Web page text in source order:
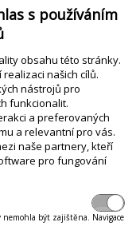
zamezení
stoly v místnosti.
nenachází žádný
definují, zda se
s používáním
obsahu této stránky.
našich cílů.
nástrojů pro
funkcionalit.
a preferovaných
a relevantní pro vás.
naše partnery, kteří
pro fungování
být zajištěna. Navigace